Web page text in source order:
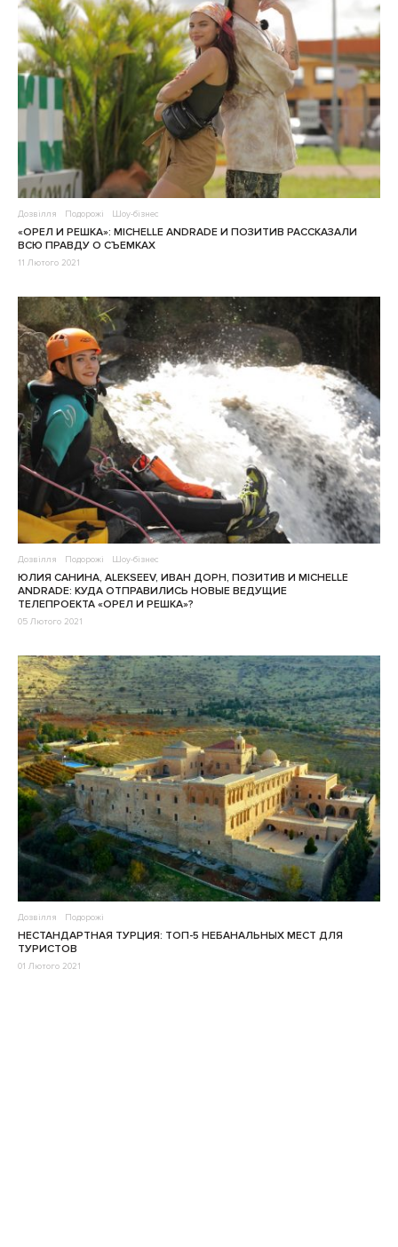
Дозвілля Подорожі Шоу-бізнес
«ОРЕЛ И РЕШКА»: MICHELLE ANDRADE И ПОЗИТИВ РАССКАЗАЛИ
ВСЮ ПРАВДУ О СЪЕМКАХ
11 Лютого 2021
Дозвілля Подорожі Шоу-бізнес
ЮЛИЯ САНИНА, ALEKSEEV, ИВАН ДОРН, ПОЗИТИВ И MICHELLE
ANDRADE: КУДА ОТПРАВИЛИСЬ НОВЫЕ ВЕДУЩИЕ
ТЕЛЕПРОЕКТА «ОРЕЛ И РЕШКА»?
05 Лютого 2021
Дозвілля Подорожі
НЕСТАНДАРТНАЯ ТУРЦИЯ: ТОП-5 НЕБАНАЛЬНЫХ МЕСТ ДЛЯ
ТУРИСТОВ
01 Лютого 2021